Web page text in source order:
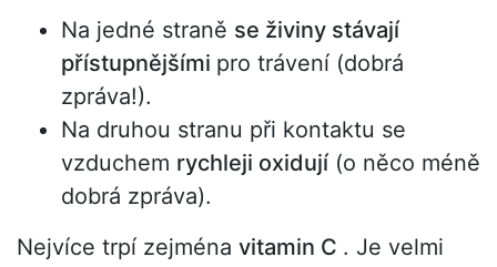
Na jedné straně se živiny stávají
přístupnějšími pro trávení (dobrá
zpráva!).
Na druhou stranu při kontaktu se
vzduchem rychleji oxidují(o něco méně
dobrá zpráva).
Nejvíce trpí zejména vitamin C . Je velmi